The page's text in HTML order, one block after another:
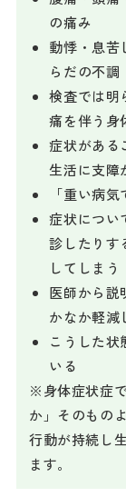
の痛み
動悸・息苦
らだの不調
検査では明
痛を伴う身
症状がある
生活に支障
「重い病
症状につい
診したりす
してしまう
医師から説
かなか軽減
こうした状
いる
※身体症状症
か」そのもの
行動が持続し
ます。